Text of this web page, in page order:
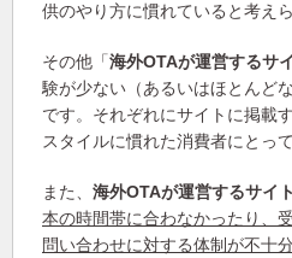
供のやり方に慣れていると考えら
その他「海外OTAが運営するサ
験が少ない（あるいはほとんど
です。それぞれにサイトに掲載
スタイルに慣れた消費者にとっ
また、 海外OTAが運営するサイト
本の時間帯に合わなかったり、
問い合わせに対する体制が不十